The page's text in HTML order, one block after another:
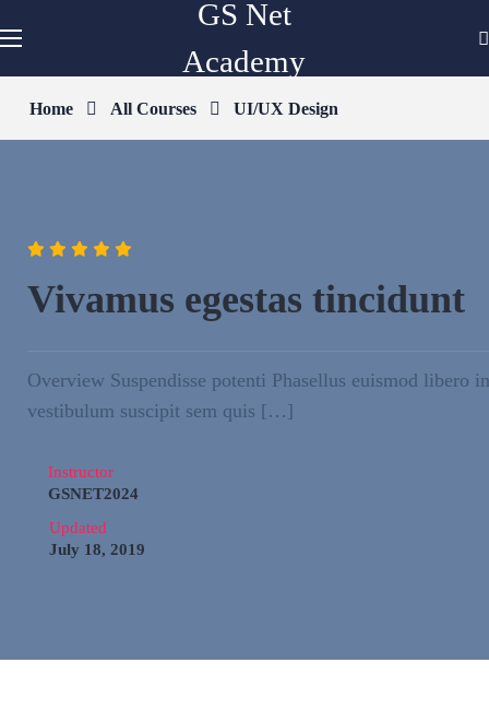
GS Net
Academy
Home All Courses UI/UX Design
Vivamus egestas tincidunt
Overview Suspendisse potenti Phasellus euismod
vestibulum suscipit sem quis […]
Instructor
GSNET2024
Updated
July 18, 2019